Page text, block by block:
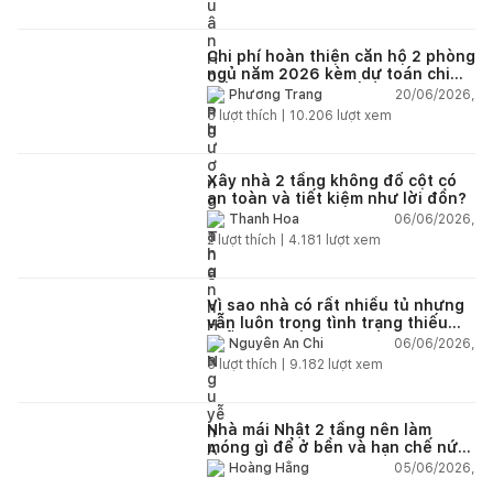
Chi phí hoàn thiện căn hộ 2 phòng
ngủ năm 2026 kèm dự toán chi
tiết và ví dụ thực tế
Phương Trang
20/06/2026,
5 lượt thích | 10.206 lượt xem
Xây nhà 2 tầng không đổ cột có
an toàn và tiết kiệm như lời đồn?
Thanh Hoa
06/06/2026,
2lượt thích | 4.181 lượt xem
Vì sao nhà có rất nhiều tủ nhưng
vẫn luôn trong tình trạng thiếu
chỗ chứa đồ?
Nguyễn An Chi
06/06/2026,
5lượt thích | 9.182 lượt xem
Nhà mái Nhật 2 tầng nên làm
móng gì để ở bền và hạn chế nứt
lún?Hoàng Hằng
05/06/2026,